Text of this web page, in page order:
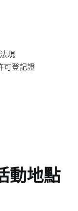
規
可登記證
動地點